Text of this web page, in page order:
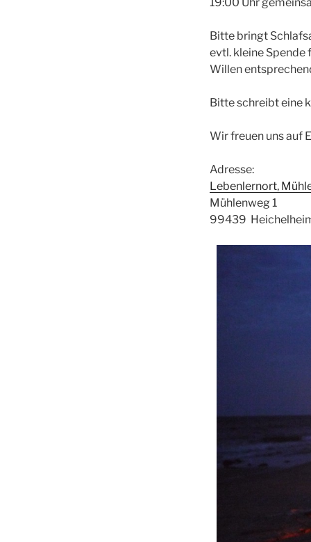
Bitte bringt
evtl. kleine Spende
Willen
Bitte schreibt eine
Wir freuen uns auf
Adresse:
Lebenlernort,
Mühlenweg 1
99439